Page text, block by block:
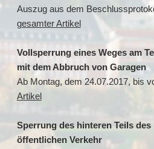
Auszug aus dem
gesamter Artikel
Vollsperrung eines Weges am
mit dem Abbruch von Garagen
Ab Montag, dem 24.07.2017, bis
Artikel
Sperrung des hinteren Teils
öffentlichen Verkehr